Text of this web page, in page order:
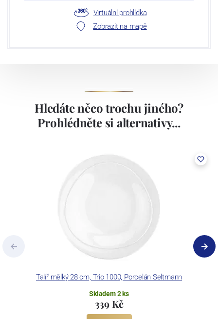
Virtuální prohlídka
Zobrazit na mapě
Hledáte něco trochu jiného?
Prohlédněte si alternativy...
Talíř mělký 28 cm, Trio 1000, Porcelán Seltmann
Skladem 2 ks
339 Kč